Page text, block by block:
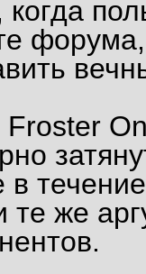
те же